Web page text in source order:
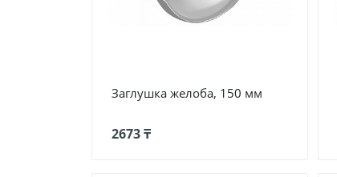
Заглушка желоба, 150 мм
2673 ₸